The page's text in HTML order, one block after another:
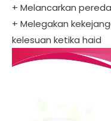
+ Melancarkan
+ Melegakan
kelesuan ketika haid